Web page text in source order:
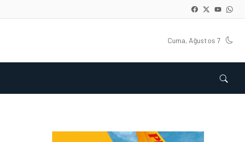
Cuma, Ağustos 7
İŞ İLANLARI • 16 MAY 2026